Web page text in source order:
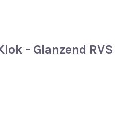
- Glanzend RVS